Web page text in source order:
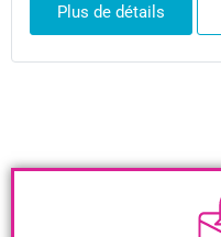
Plus de détails